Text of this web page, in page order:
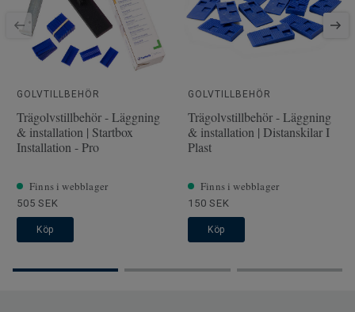
Fasade kanter
4 sidor
Klassificering för kommersiell
miljö
32 Normalt
Golvvärme
Längd
138
Bredd
19.3
Struktur/yteffekt
Embossing in Register (Plus
Stegljudsdämpning - ∆Lw
17
GOLVTILLBEHÖR
Trägolvstillbehör - Läggning
& installation | Startbox
Installation - Pro
Finns i webblager
505 SEK
Köp
GOLVTILLBEHÖR
Trägolvstillbehör - Läggning
& installation | Distanskilar I
Plast
Finns i webblager
150 SEK
Köp